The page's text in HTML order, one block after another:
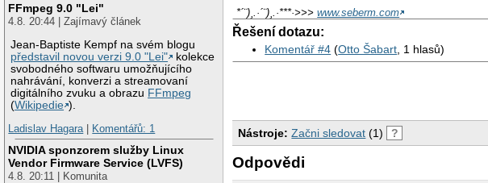
FFmpeg 9.0 "Lei"
4.8. 20:44 | Zajímavý článek
Jean-Baptiste Kempf na svém blogu
představil novou verzi 9.0 "Lei"
kolekce
svobodného softwaru umožňujícího
nahrávání, konverzi a streamovaní
digitálního zvuku a obrazu FFmpeg
(Wikipedie ).
Ladislav Hagara| Komentářů: 1
NVIDIA sponzorem služby Linux
Vendor Firmware Service (LVFS)
4.8. 20:11 | Komunita
*´¨)¸.·´¨)¸.·***·>>>www.seberm.com
Řešení dotazu:
Komentář #4 (Otto Šabart , 1 hlasů)
Nástroje: Začni sledovat (1) ?
Odpovědi